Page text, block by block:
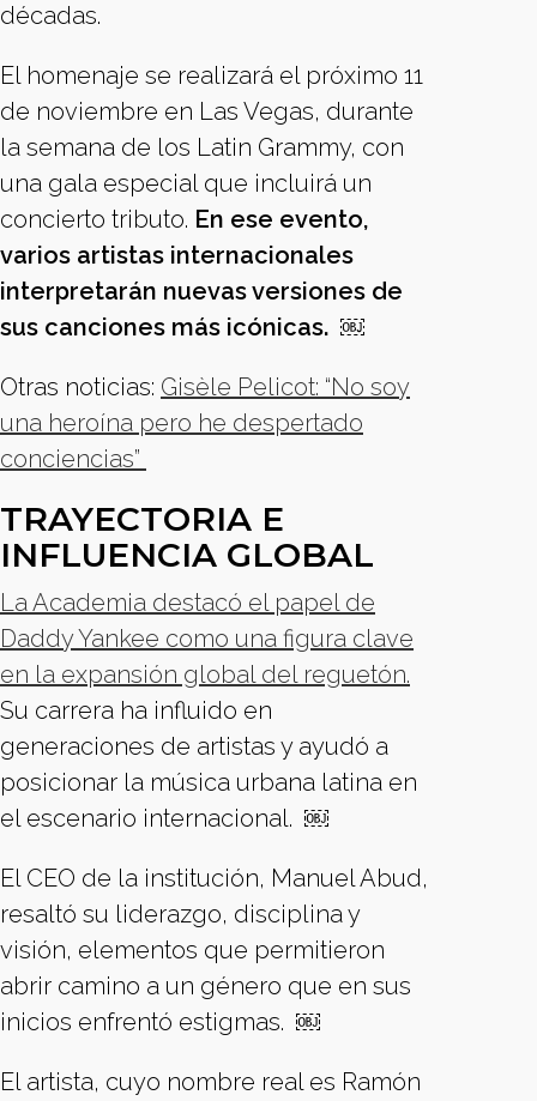
décadas.
El homenaje se realizará el próximo 11
de noviembre en Las Vegas, durante
la semana de los Latin Grammy, con
una gala especial que incluirá un
concierto tributo. En ese evento,
varios artistas internacionales
interpretarán nuevas versiones de
sus canciones más icónicas. ￼
Otras noticias: Gisèle Pelicot: “No soy
una heroína pero he despertado
conciencias”
TRAYECTORIA E
INFLUENCIA GLOBAL
La Academia destacó el papel de
Daddy Yankee como una figura clave
en la expansión global del reguetón.
Su carrera ha influido en
generaciones de artistas y ayudó a
posicionar la música urbana latina en
el escenario internacional. ￼
El CEO de la institución, Manuel Abud,
resaltó su liderazgo, disciplina y
visión, elementos que permitieron
abrir camino a un género que en sus
inicios enfrentó estigmas. ￼
El artista, cuyo nombre real es Ramón